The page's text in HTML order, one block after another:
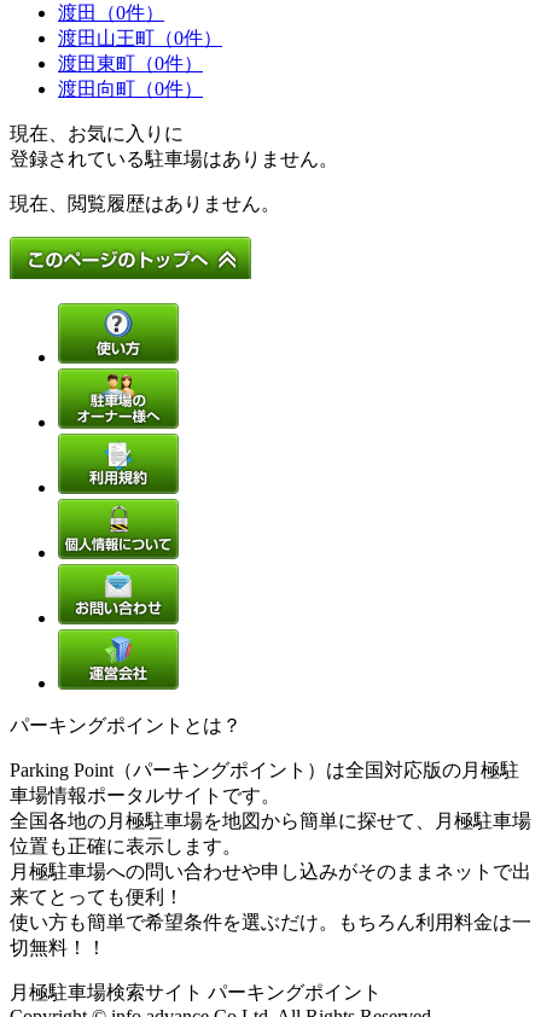
渡田（0件）
渡田山王町（0件）
渡田東町（0件）
渡田向町（0件）
現在、お気に入りに
登録されている駐車場はありません。
現在、閲覧履歴はありません。
パーキングポイントとは？
Parking Point（パーキングポイント）は全国対応版の月極駐
車場情報ポータルサイトです。
全国各地の月極駐車場を地図から簡単に探せて、月極駐車場
位置も正確に表示します。
月極駐車場への問い合わせや申し込みがそのままネットで出
来てとっても便利！
使い方も簡単で希望条件を選ぶだけ。もちろん利用料金は一
切無料！！
月極駐車場検索サイト パーキングポイント